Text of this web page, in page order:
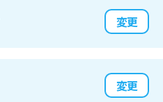
変更
変更